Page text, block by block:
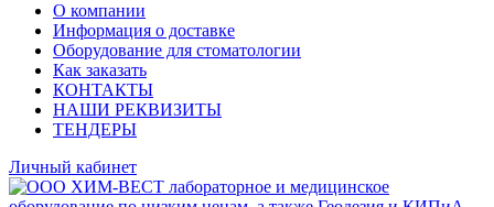
О компании
Информация о доставке
Оборудование для стоматологии
Как заказать
КОНТАКТЫ
НАШИ РЕКВИЗИТЫ
ТЕНДЕРЫ
Личный кабинет